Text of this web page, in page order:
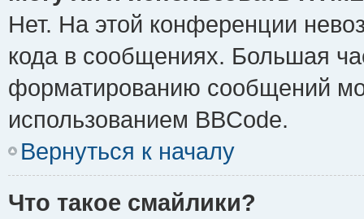
Нет. На этой конференции
кода в сообщениях. Большая
форматированию сообщений
использованием BBCode.
Вернуться к началу
Что такое смайлики?